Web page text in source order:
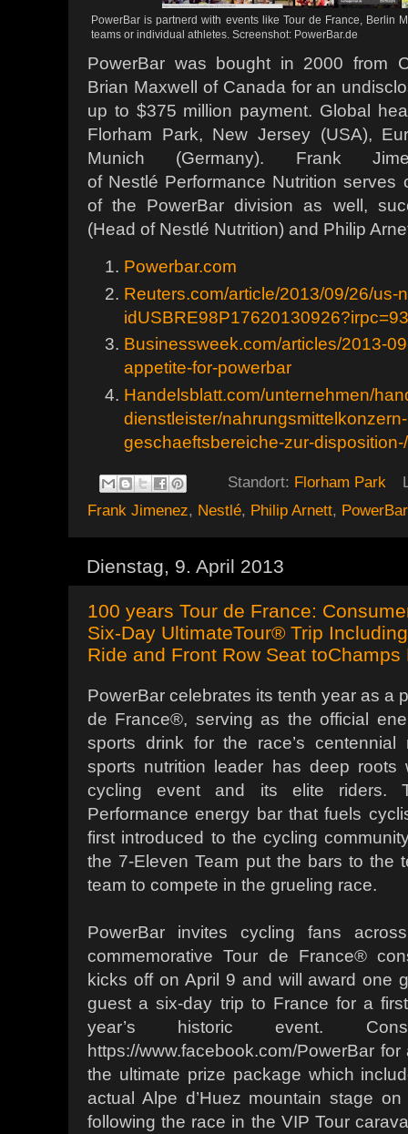
PowerBar is partnerd with events like Tour de France, Berlin
teams or individual athletes. Screenshot: PowerBar.de
PowerBar was bought in 2000 from
Brian Maxwell of Canada for an
up to $375 million payment. Global
Florham Park, New Jersey (USA),
Munich (Germany). Frank
of Nestlé Performance Nutrition serves
of the PowerBar division as well,
(Head of Nestlé Nutrition) and Philip
Powerbar.com
Reuters.com/article/2013/09/26/us-
Businessweek.com/articles/2013-
appetite-for-powerbar
Handelsblatt.com/unternehmen/
dienstleister/
geschaeftsbereiche-zur-
Standort: Florham Park
Frank Jimenez, Nestlé, Philip Arnett, PowerBar
Dienstag, 9. April 2013
100 years Tour de France:
Six-Day UltimateTour® Trip
Ride and Front Row Seat
PowerBar celebrates its tenth year as a
de France®, serving as the official
sports drink for the race’s
sports nutrition leader has deep roots
cycling event and its elite riders.
Performance energy bar that fuels
first introduced to the cycling
the 7-Eleven Team put the bars to the
team to compete in the grueling race.
PowerBar invites cycling fans
commemorative Tour de France®
kicks off on April 9 and will award one
guest a six-day trip to France for a
year’s historic event.
https://www.facebook.com/PowerBar
the ultimate prize package which
actual Alpe d’Huez mountain stage
following the race in the VIP Tour